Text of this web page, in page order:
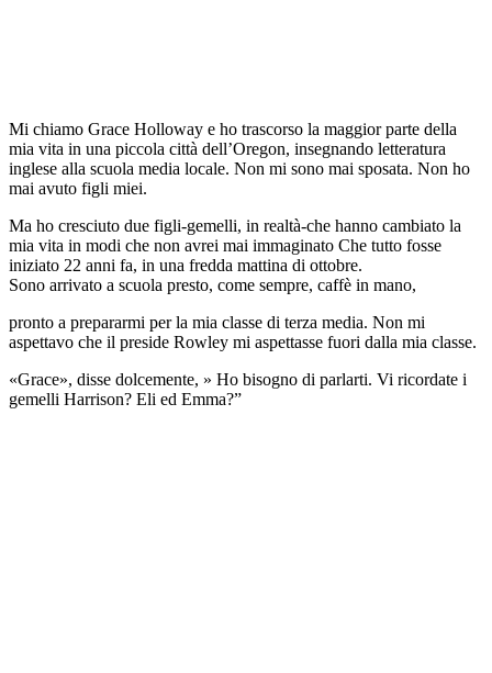
Mi chiamo Grace Holloway e ho trascorso la maggior parte della
mia vita in una piccola città dell’Oregon, insegnando letteratura
inglese alla scuola media locale. Non mi sono mai sposata. Non ho
mai avuto figli miei.
Ma ho cresciuto due figli-gemelli, in realtà-che hanno cambiato la
mia vita in modi che non avrei mai immaginato Che tutto fosse
iniziato 22 anni fa, in una fredda mattina di ottobre.
Sono arrivato a scuola presto, come sempre, caffè in mano,
pronto a prepararmi per la mia classe di terza media. Non mi
aspettavo che il preside Rowley mi aspettasse fuori dalla mia classe.
«Grace», disse dolcemente, » Ho bisogno di parlarti. Vi ricordate i
gemelli Harrison? Eli ed Emma?”